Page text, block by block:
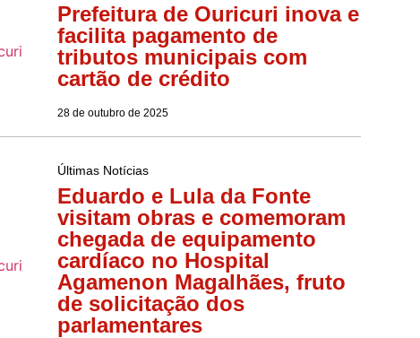
Prefeitura de Ouricuri inova e
facilita pagamento de
tributos municipais com
cartão de crédito
28 de outubro de 2025
Últimas Notícias
Eduardo e Lula da Fonte
visitam obras e comemoram
chegada de equipamento
cardíaco no Hospital
Agamenon Magalhães, fruto
de solicitação dos
parlamentares